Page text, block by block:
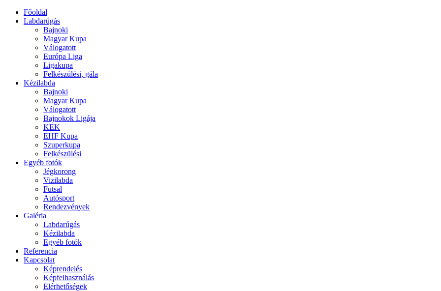
Főoldal
Labdarúgás
Bajnoki
Magyar Kupa
Válogatott
Európa Liga
Ligakupa
Felkészülési, gála
Kézilabda
Bajnoki
Magyar Kupa
Válogatott
Bajnokok Ligája
KEK
EHF Kupa
Szuperkupa
Felkészülési
Egyéb fotók
Jégkorong
Vizilabda
Futsal
Autósport
Rendezvények
Galéria
Labdarúgás
Kézilabda
Egyéb fotók
Referencia
Kapcsolat
Képrendelés
Képfelhasználás
Elérhetőségek